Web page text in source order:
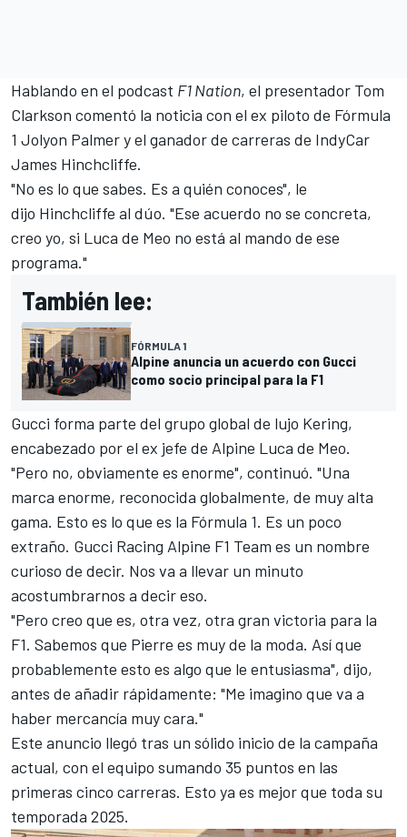
Hablando en el podcast F1 Nation, el presentador Tom
Clarkson comentó la noticia con el ex piloto de Fórmula
1 Jolyon Palmery el ganador de carreras de IndyCar
James Hinchcliffe.
"No es lo que sabes. Es a quién conoces", le
dijo Hinchcliffe al dúo. "Ese acuerdo no se concreta,
creo yo, si Luca de Meo no está al mando de ese
programa."
También lee:
FÓRMULA 1
Alpine anuncia un acuerdo con Gucci
como socio principal para la F1
Gucci forma parte del grupo global de lujo Kering,
encabezado por el ex jefe de Alpine Luca de Meo.
"Pero no, obviamente es enorme", continuó. "Una
marca enorme, reconocida globalmente, de muy alta
gama. Esto es lo que es la Fórmula 1. Es un poco
extraño. Gucci Racing Alpine F1 Team es un nombre
curioso de decir. Nos va a llevar un minuto
acostumbrarnos a decir eso.
"Pero creo que es, otra vez, otra gran victoria para la
F1. Sabemos que Pierre es muy de la moda. Así que
probablemente esto es algo que le entusiasma", dijo,
antes de añadir rápidamente: "Me imagino que va a
haber mercancía muy cara."
Este anuncio llegó tras un sólido inicio de la campaña
actual, con el equipo sumando 35 puntos en las
primeras cinco carreras. Esto ya es mejor que toda su
temporada 2025.